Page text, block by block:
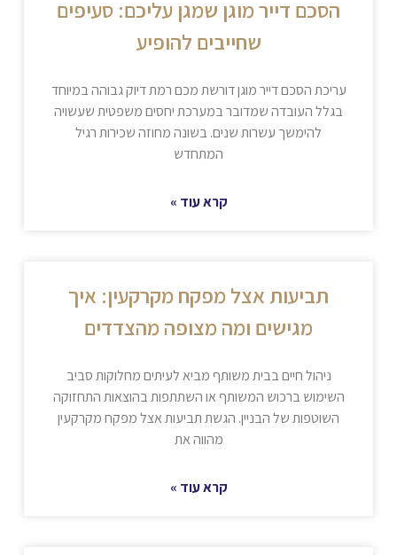
הסכם דייר מוגן שמגן עליכם: סעיפים
שחייבים להופיע
עריכת הסכם דייר מוגן דורשת מכם רמת דיוק גבוהה במיוחד
בגלל העובדה שמדובר במערכת יחסים משפטית שעשויה
להימשך עשרות שנים. בשונה מחוזה שכירות רגיל
המתחדש
קרא עוד »
תביעות אצל מפקח מקרקעין: איך
מגישים ומה מצופה מהצדדים
ניהול חיים בבית משותף מביא לעיתים מחלוקות סביב
השימוש ברכוש המשותף או השתתפות בהוצאות התחזוקה
השוטפות של הבניין. הגשת תביעות אצל מפקח מקרקעין
מהווה את
קרא עוד »